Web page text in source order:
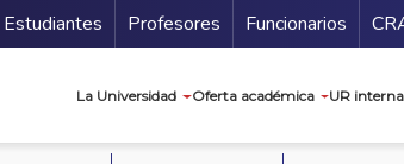
Estudiantes Profesores Funcionarios
La Universidad Oferta académica UR